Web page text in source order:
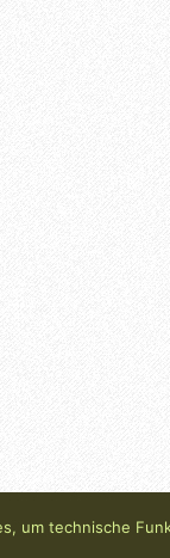
um technische